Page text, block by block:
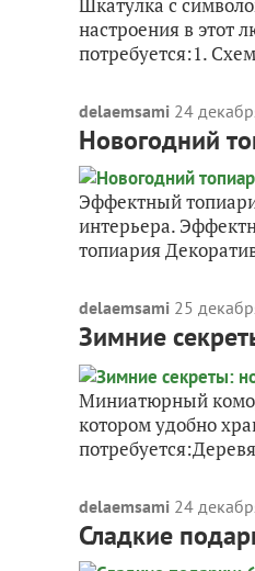
настроения в этот
потребуется:1.
delaemsami 24
Новогодний
Эффектный
интерьера.
топиария
delaemsami 25
Зимние
Миниатюрный
котором удобно
delaemsami 24
Сладкие